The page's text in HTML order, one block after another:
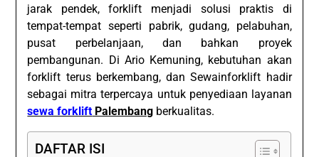
jarak pendek, forklift menjadi solusi praktis di
tempat-tempat seperti pabrik, gudang, pelabuhan,
pusat perbelanjaan, dan bahkan proyek
pembangunan. Di Ario Kemuning, kebutuhan akan
forklift terus berkembang, dan Sewainforklift hadir
sebagai mitra terpercaya untuk penyediaan layanan
sewa forklift Palembang berkualitas.
DAFTAR ISI